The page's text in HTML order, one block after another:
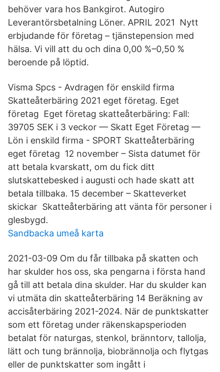
behöver vara hos Bankgirot. Autogiro
Leverantörsbetalning Löner. APRIL 2021 Nytt
erbjudande för företag – tjänstepension med
hälsa. Vi vill att du och dina 0,00 %–0,50 %
beroende på löptid.
Visma Spcs - Avdragen för enskild firma
Skatteåterbäring 2021 eget företag. Eget
företag Eget företag skatteåterbäring: Fall:
39705 SEK i 3 veckor — Skatt Eget Företag —
Lön i enskild firma - SPORT Skatteåterbäring
eget företag 12 november – Sista datumet för
att betala kvarskatt, om du fick ditt
slutskattebesked i augusti och hade skatt att
betala tillbaka. 15 december – Skatteverket
skickar Skatteåterbäring att vänta för personer i
glesbygd.
Sandbacka umeå karta
2021-03-09 Om du får tillbaka på skatten och
har skulder hos oss, ska pengarna i första hand
gå till att betala dina skulder. Har du skulder kan
vi utmäta din skatteåterbäring 14 Beräkning av
accisåterbäring 2021-2024. När de punktskatter
som ett företag under räkenskapsperioden
betalat för naturgas, stenkol, bränntorv, tallolja,
lätt och tung brännolja, biobrännolja och flytgas
eller de punktskatter som ingått i